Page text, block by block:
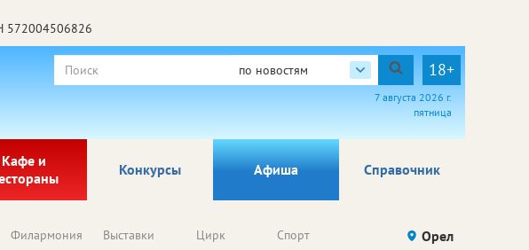
572004506826
по новостям 18+
7 августа 2026 г.
пятница
Кафе и
Афиша Справочник
Конкурсы
Филармония Выставки Цирк Спорт конкурсов
Орел